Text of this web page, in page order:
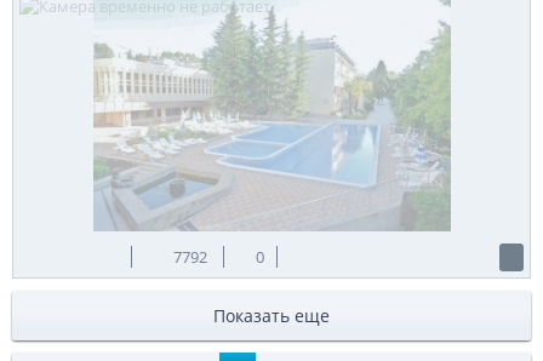
7792 0
Показать еще